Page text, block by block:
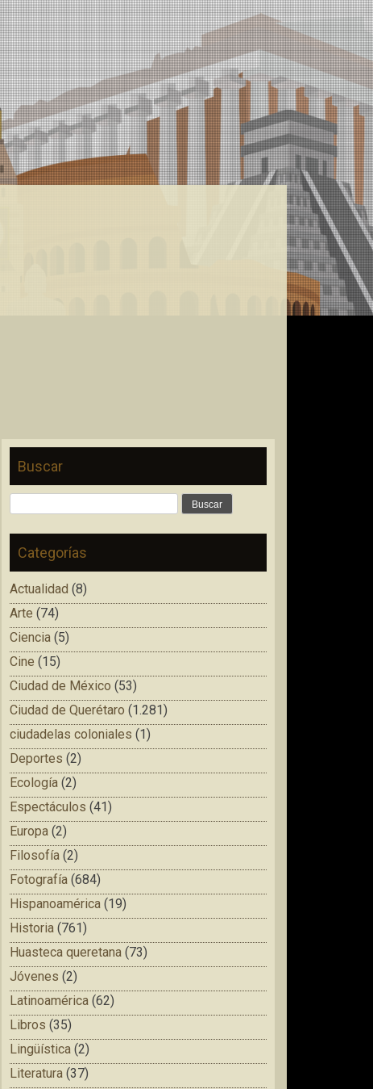
Buscar
Categorías
Actualidad (8)
Arte (74)
Ciencia (5)
Cine (15)
Ciudad de México (53)
Ciudad de Querétaro (1.281)
ciudadelas coloniales (1)
Deportes (2)
Ecología (2)
Espectáculos (41)
Europa (2)
Filosofía (2)
Fotografía (684)
Hispanoamérica (19)
Historia (761)
Huasteca queretana (73)
Jóvenes (2)
Latinoamérica (62)
Libros (35)
Lingüística (2)
Literatura (37)